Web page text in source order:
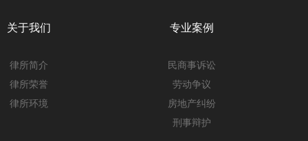
关于我们
律所简介
律所荣誉
律所环境
专业案例
民商事诉讼
劳动争议
房地产纠纷
刑事辩护